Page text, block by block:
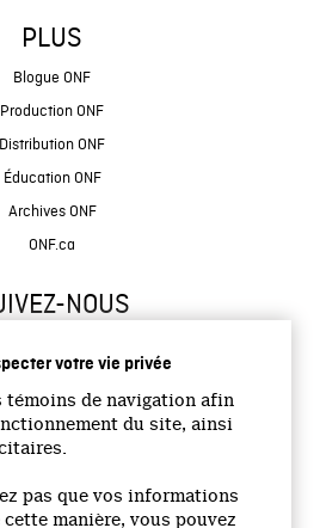
votre vie privée
de navigation afin
du site, ainsi
pas que vos informations
manière, vous pouvez
PLUS
Blogue ONF
Production ONF
Distribution ONF
Éducation ONF
Archives ONF
ONF.ca
NOUS
institutionnel